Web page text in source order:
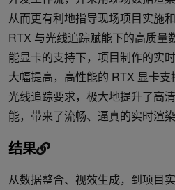
从而更有利地指导现场项目实施和
RTX 与光线追踪赋能下的高质量
能显卡的支持下，项目制作的实
大幅提高，高性能的 RTX 显卡
光线追踪要求，极大地提升了高
能，带来了流畅、逼真的实时渲
结果
从数据整合、视效生成，到项目